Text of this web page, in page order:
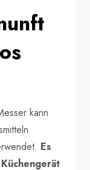
kann
Es